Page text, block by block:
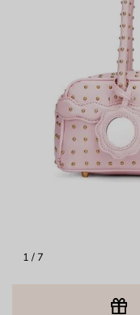
1 / 7